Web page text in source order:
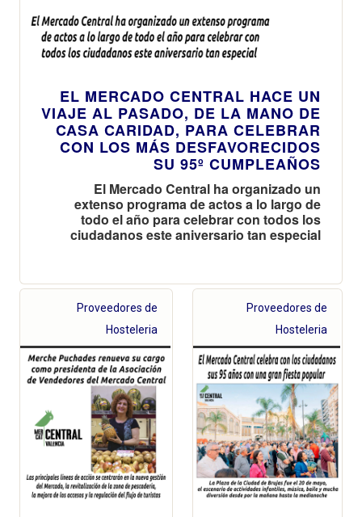
EL MERCADO CENTRAL HACE UN
VIAJE AL PASADO, DE LA MANO DE
CASA CARIDAD, PARA CELEBRAR
CON LOS MÁS DESFAVORECIDOS
SU 95º CUMPLEAÑOS
El Mercado Central ha organizado un
extenso programa de actos a lo largo de
todo el año para celebrar con todos los
ciudadanos este aniversario tan especial
Proveedores de
Hosteleria
Proveedores de
Hosteleria